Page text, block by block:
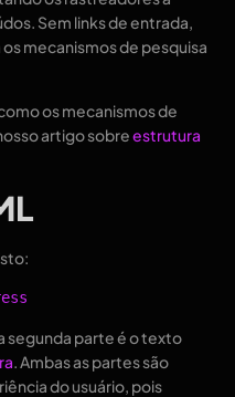
Sem links de entrada,
mecanismos de pesquisa
os mecanismos de
artigo sobreestrutura
segunda parte é o texto
. Ambas as partes são
do usuário, pois